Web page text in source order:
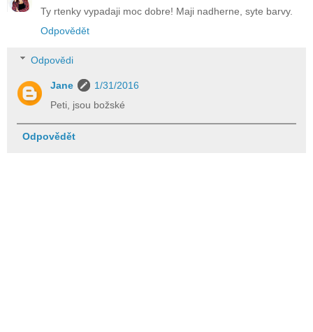
Ty rtenky vypadaji moc dobre! Maji nadherne, syte barvy.
Odpovědět
Odpovědi
Jane
1/31/2016
Peti, jsou božské
Odpovědět